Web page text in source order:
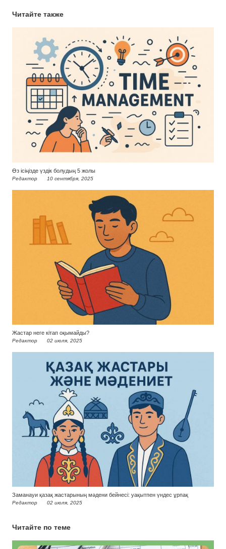
Читайте также
Өз ісіңізде үздік болудың 5 жолы
Редактор 10 сентября, 2025
Жастар неге кітап оқымайды?
Редактор 02 июля, 2025
Заманауи қазақ жастарының мәдени бейнесі: уақытпен үндес ұрпақ
Редактор 02 июля, 2025
Читайте по теме